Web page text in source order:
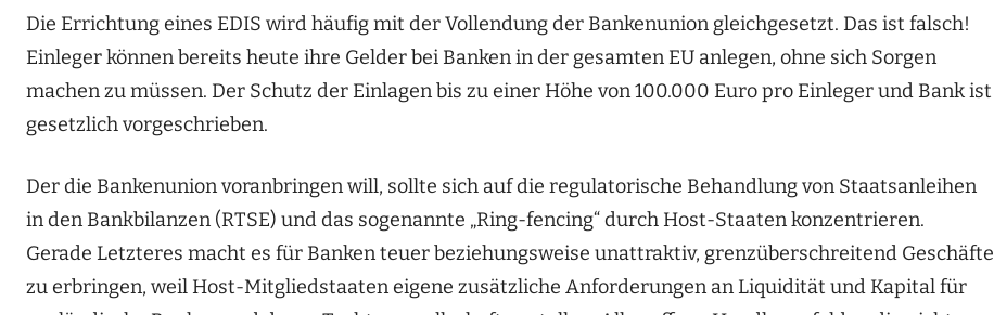
Die Errichtung eines EDIS wird häufig mit der Vollendung der Bankenunion gleichgesetzt. Das ist falsch!
Einleger können bereits heute ihre Gelder bei Banken in der gesamten EU anlegen, ohne sich Sorgen
machen zu müssen. Der Schutz der Einlagen bis zu einer Höhe von 100.000 Euro pro Einleger und Bank ist
gesetzlich vorgeschrieben.
Der die Bankenunion voranbringen will, sollte sich auf die regulatorische Behandlung von Staatsanleihen
in den Bankbilanzen (RTSE) und das sogenannte „Ring-fencing“ durch Host-Staaten konzentrieren.
Gerade Letzteres macht es für Banken teuer beziehungsweise unattraktiv, grenzüberschreitend Geschäfte
zu erbringen, weil Host-Mitgliedstaaten eigene zusätzliche Anforderungen an Liquidität und Kapital für